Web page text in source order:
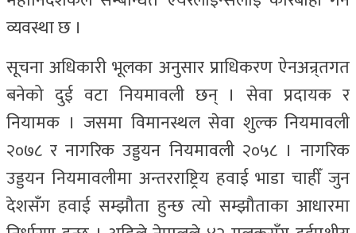
व्यवस्था छ ।
सूचना अधिकारी भूलका अनुसार प्राधिकरण ऐनअन्र्तगत
बनेको दुई वटा नियमावली छन् । सेवा प्रदायक र
नियामक । जसमा विमानस्थल सेवा शुल्क नियमावली
२०७८ र नागरिक उड्डयन नियमावली २०५८ । नागरिक
उड्डयन नियमावलीमा अन्तरराष्ट्रिय हवाई भाडा चाहीँ जुन
देशसँग हवाई सम्झौता हुन्छ त्यो सम्झौताका आधारमा